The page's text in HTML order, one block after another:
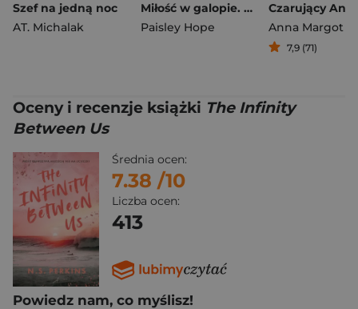
Szef na jedną noc
AT. Michalak
Miłość w galopie. Ranczo Srebrzyste Sosny. Tom 3
Paisley Hope
Czarujący
Anna Margot
7,9 (71)
Oceny i recenzje książki The Infinity
Between Us
Średnia ocen:
7.38 /10
Liczba ocen:
413
Powiedz nam, co myślisz!